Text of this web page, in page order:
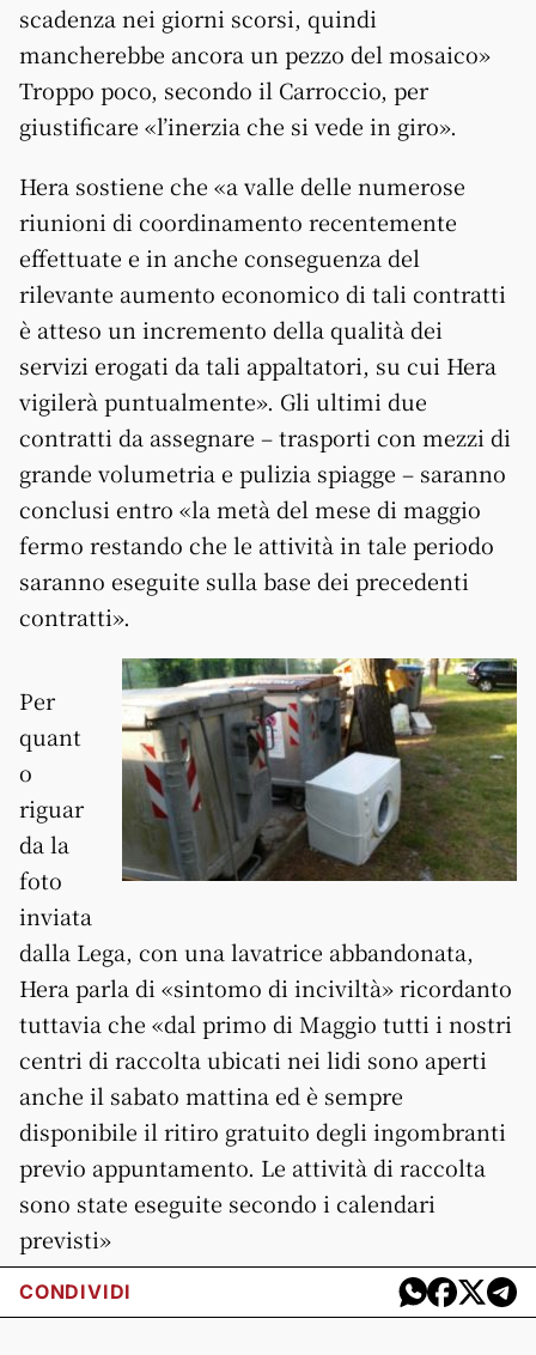
scadenza nei giorni scorsi, quindi
mancherebbe ancora un pezzo del mosaico»
Troppo poco, secondo il Carroccio, per
giustificare «l’inerzia che si vede in giro».
Hera sostiene che «a valle delle numerose
riunioni di coordinamento recentemente
effettuate e in anche conseguenza del
rilevante aumento economico di tali contratti
è atteso un incremento della qualità dei
servizi erogati da tali appaltatori, su cui Hera
vigilerà puntualmente». Gli ultimi due
contratti da assegnare – trasporti con mezzi di
grande volumetria e pulizia spiagge – saranno
conclusi entro «la metà del mese di maggio
fermo restando che le attività in tale periodo
saranno eseguite sulla base dei precedenti
contratti».
Per
quant
o
riguar
da la
foto
inviata
dalla Lega, con una lavatrice abbandonata,
Hera parla di «sintomo di inciviltà» ricordanto
tuttavia che «dal primo di Maggio tutti i nostri
centri di raccolta ubicati nei lidi sono aperti
anche il sabato mattina ed è sempre
disponibile il ritiro gratuito degli ingombranti
previo appuntamento. Le attività di raccolta
sono state eseguite secondo i calendari
previsti»
CONDIVIDI